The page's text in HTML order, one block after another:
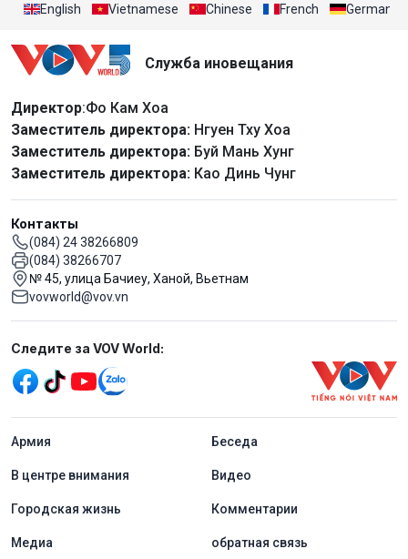
English Vietnamese Chinese French German
Служба иновещания
Директор:Фо Кам Хоа
Заместитель директора: Нгуен Тху Хоа
Заместитель директора: Буй Мань Хунг
Заместитель директора: Као Динь Чунг
Контакты
(084) 24 38266809
(084) 38266707
№ 45, улица Бачиеу, Ханой, Вьетнам
vovworld@vov.vn
Mạng xã hội
Следите за VOV World:
menu footer tiếng Nga
Aрмия Беседа
В центре внимания Видео
Городская жизнь Комментарии
Медиа обратная связь